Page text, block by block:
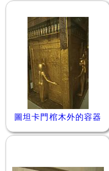
圖坦卡門棺木外的容器